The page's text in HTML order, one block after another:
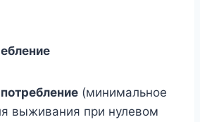
(минимальное
выживания при нулевом